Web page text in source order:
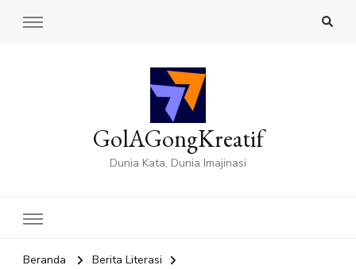
GolAGongKreatif
Dunia Kata, Dunia Imajinasi
Beranda
Berita Literasi